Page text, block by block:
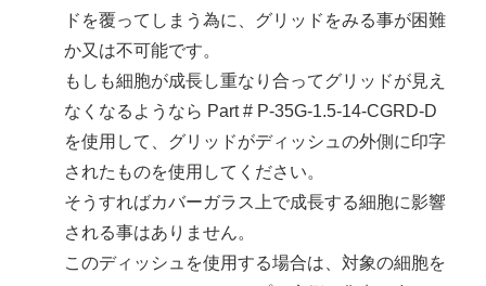
ドを覆ってしまう為に、グリッドをみる事が困難
か又は不可能です。
もしも細胞が成長し重なり合ってグリッドが見え
なくなるようなら Part # P-35G-1.5-14-CGRD-D
を使用して、グリッドがディッシュの外側に印字
されたものを使用してください。
そうすればカバーガラス上で成長する細胞に影響
される事はありません。
このディッシュを使用する場合は、対象の細胞を